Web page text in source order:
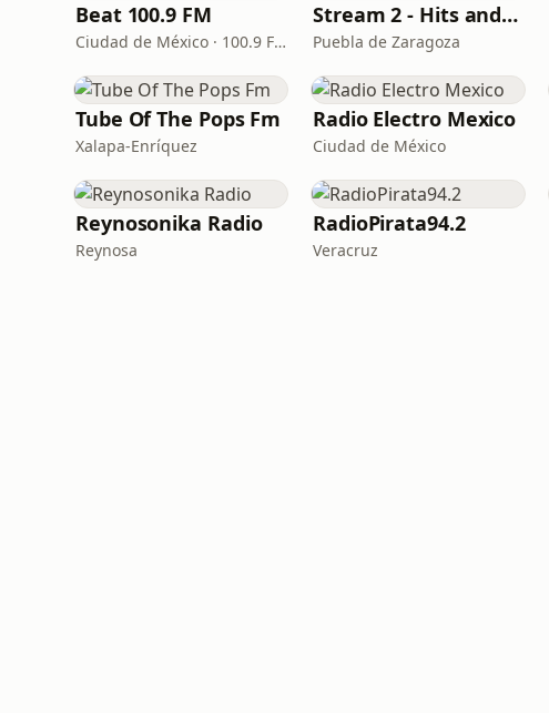
Beat 100.9 FM
Ciudad de México · 100.9 FM
Stream 2 - Hits and Mix
Puebla de Zaragoza
Tube Of The Pops Fm
Xalapa-Enríquez
Radio Electro Mexico
Ciudad de México
Reynosonika Radio
Reynosa
RadioPirata94.2
Veracruz